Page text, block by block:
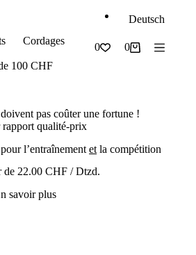
Deutsch
Cordages
0
Panier
0
100 CHF
pas coûter une fortune !
qualité-prix
l’entraînementet la compétition
de 22.00 CHF / Dtzd.
savoir plus